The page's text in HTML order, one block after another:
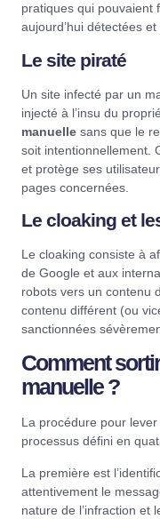
pratiques qui pouvaient
aujourd’hui détectées
Le site piraté
Un site infecté par un
injecté à l’insu du
manuelle sans que le
soit intentionnellement.
et protège ses
pages concernées.
Le cloaking et
Le cloaking consiste à
de Google et aux
robots vers un contenu
contenu différent (ou
sanctionnées
Comment
manuelle ?
La procédure pour lever
processus défini en
La première est
attentivement le
nature de l’infraction et